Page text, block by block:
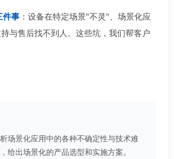
件事 ：设备在特定场景"不灵"、场景化应
与售后找不到人。这些坑，我们帮客户
场景化应用中的各种不确定性与技术难
给出场景化的产品选型和实施方案。